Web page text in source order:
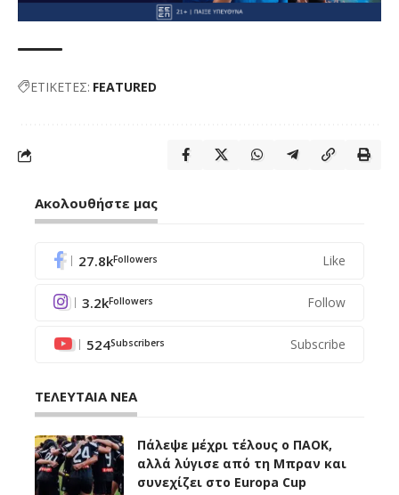
ΕΤΙΚΕΤΕΣ: FEATURED
Ακολουθήστε μας
27.8kFollowers Like
3.2kFollowers Follow
524Subscribers Subscribe
ΤΕΛΕΥΤΑΙΑ ΝΕΑ
Πάλεψε μέχρι τέλους ο ΠΑΟΚ,
αλλά λύγισε από τη Μπραν και
συνεχίζει στο Europa Cup